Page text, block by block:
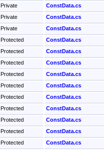
Private ConstData.cs
Private ConstData.cs
Private ConstData.cs
Protected ConstData.cs
Protected ConstData.cs
Protected ConstData.cs
Protected ConstData.cs
Protected ConstData.cs
Protected ConstData.cs
Protected ConstData.cs
Protected ConstData.cs
Protected ConstData.cs
Protected ConstData.cs